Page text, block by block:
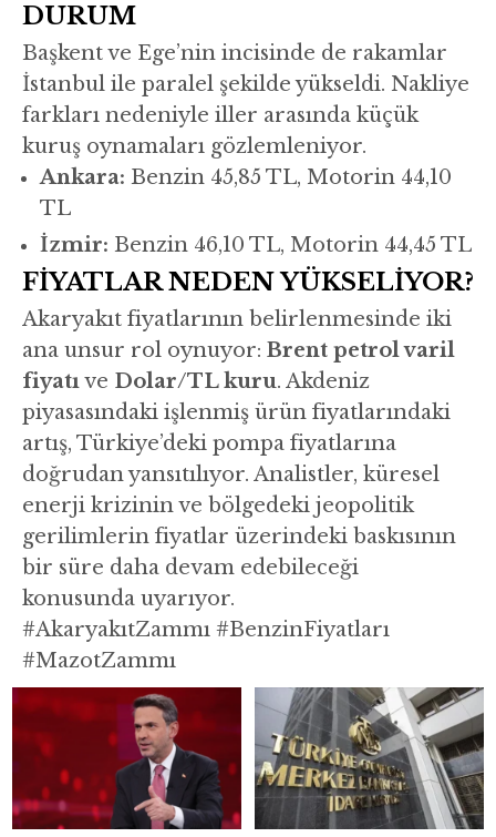
DURUM
Başkent ve Ege’nin incisinde de rakamlar
İstanbul ile paralel şekilde yükseldi. Nakliye
farkları nedeniyle iller arasında küçük
kuruş oynamaları gözlemleniyor.
Ankara: Benzin 45,85 TL, Motorin 44,10
TL
İzmir: Benzin 46,10 TL, Motorin 44,45 TL
FİYATLAR NEDEN YÜKSELİYOR?
Akaryakıt fiyatlarının belirlenmesinde iki
ana unsur rol oynuyor: Brent petrol varil
fiyatıve Dolar/TL kuru. Akdeniz
piyasasındaki işlenmiş ürün fiyatlarındaki
artış, Türkiye’deki pompa fiyatlarına
doğrudan yansıtılıyor. Analistler, küresel
enerji krizinin ve bölgedeki jeopolitik
gerilimlerin fiyatlar üzerindeki baskısının
bir süre daha devam edebileceği
konusunda uyarıyor.
#AkaryakıtZammı #BenzinFiyatları
#MazotZammı